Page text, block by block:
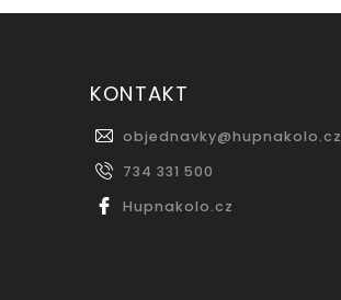
KONTAKT
objednavky@hupnakolo.cz
734 331 500
Hupnakolo.cz